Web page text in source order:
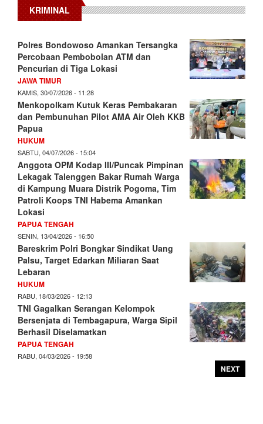
KRIMINAL
Polres Bondowoso Amankan Tersangka
Percobaan Pembobolan ATM dan
Pencurian di Tiga Lokasi
JAWA TIMUR
KAMIS, 30/07/2026 - 11:28
Menkopolkam Kutuk Keras Pembakaran
dan Pembunuhan Pilot AMA Air Oleh KKB
Papua
HUKUM
SABTU, 04/07/2026 - 15:04
Anggota OPM Kodap III/Puncak Pimpinan
Lekagak Talenggen Bakar Rumah Warga
di Kampung Muara Distrik Pogoma, Tim
Patroli Koops TNI Habema Amankan
Lokasi
PAPUA TENGAH
SENIN, 13/04/2026 - 16:50
Bareskrim Polri Bongkar Sindikat Uang
Palsu, Target Edarkan Miliaran Saat
Lebaran
HUKUM
RABU, 18/03/2026 - 12:13
TNI Gagalkan Serangan Kelompok
Bersenjata di Tembagapura, Warga Sipil
Berhasil Diselamatkan
PAPUA TENGAH
RABU, 04/03/2026 - 19:58
NEXT